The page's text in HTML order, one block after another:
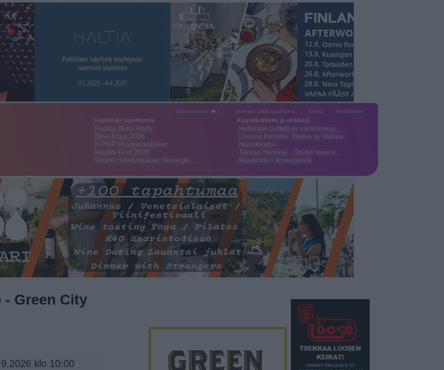
Sääennusteet 🌧 ☼ Vinkkaa / lisää tapahtuma Tietoja Mediatiedot
Suosittuja tapahtumia
Puotila Block Party
Etno-Espa 2026
K-POP Huvipuistobileet
Rastila Fest 2026
Suuret risteilyalukset Helsingin…
Käyntikohteita ja vinkkejä
Helsingin outletit ja varastomyy…
Lounas Helsinki, Espoo ja Vantaa…
Narinkkatori
Terassi Helsinki - Stadin terass…
Museoiden ilmaispäiviä
Green City
klo 10:00